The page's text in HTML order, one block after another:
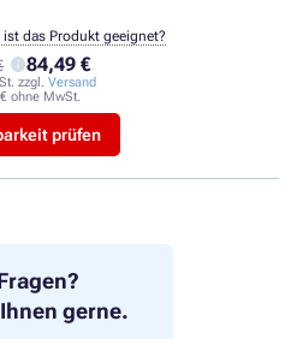
gerne.
84,49 €
zzgl. Versand
ohne MwSt.
prüfen
das Produkt geeignet?